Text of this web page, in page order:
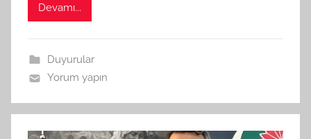
Devamı...
Duyurular
Yorum yapın